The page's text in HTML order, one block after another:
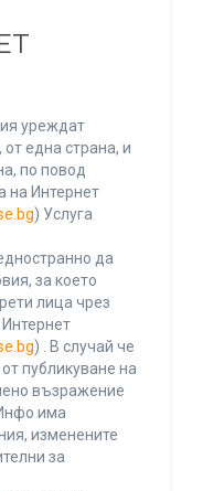
уреждат
една страна, и
по повод
на Интернет
) Услуга
да
за което
лица чрез
) . В случай че
публикуване на
възражение
има
изменените
за